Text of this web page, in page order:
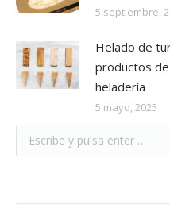
5 septiembre,
Helado de
productos de
heladería
5 mayo, 2025